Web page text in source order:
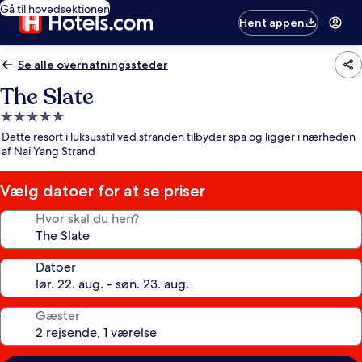
Gå til hovedsektionen
Hent appen
Se alle overnatningssteder
The Slate
5.0-
stjernet
overnatningssted
Dette resort i luksusstil ved stranden tilbyder spa og ligger i nærheden
af Nai Yang Strand
Vælg datoer for at se priser
Hvor skal du hen?
Datoer
Gæster